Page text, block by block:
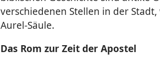
verschiedenen Stellen in der
Aurel-Säule.
Das Rom zur Zeit der Apostel